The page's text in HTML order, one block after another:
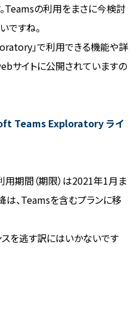
Teamsの利用をまさに今検討
ですね。
」で利用できる機能や詳
サイトに公開されていますの
Teams Exploratory ライ
用期間（期限）は2021年1月ま
は、Teamsを含むプランに移
を逃す訳にはいかないです